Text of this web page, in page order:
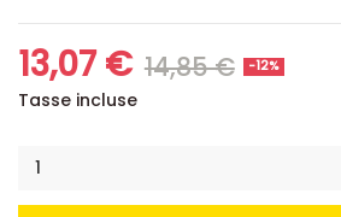
Dispositivo Medico.
13,07 €